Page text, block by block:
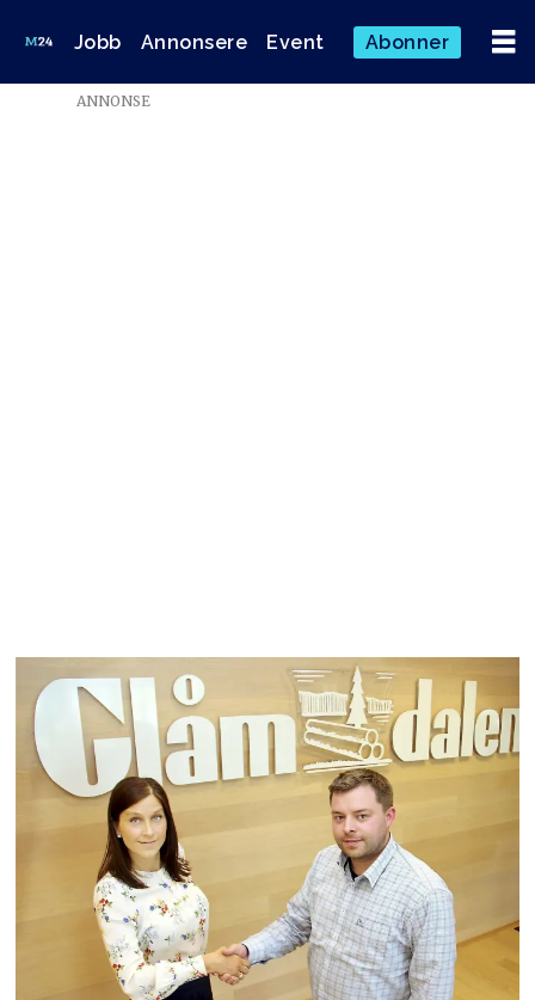
Jobb Annonsere Event Abonner
ANNONSE